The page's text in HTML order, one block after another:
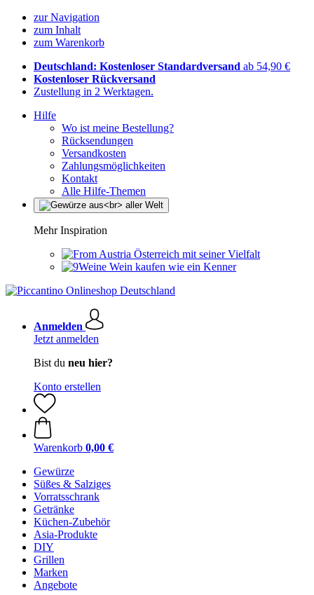
zur Navigation
zum Inhalt
zum Warenkorb
Deutschland: Kostenloser Standardversand ab 54,90 €
Kostenloser Rückversand
Zustellung in 2 Werktagen.
Hilfe
Wo ist meine Bestellung?
Rücksendungen
Versandkosten
Zahlungsmöglichkeiten
Kontakt
Alle Hilfe-Themen
Mehr Inspiration
Österreich mit seiner Vielfalt
Wein kaufen wie ein Kenner
Anmelden
Jetzt anmelden
Bist du neu hier?
Konto erstellen
Warenkorb 0,00 €
Gewürze
Süßes & Salziges
Vorratsschrank
Getränke
Küchen-Zubehör
Asia-Produkte
DIY
Grillen
Marken
Angebote